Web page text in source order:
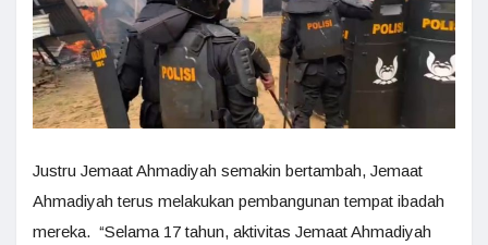
Justru Jemaat Ahmadiyah semakin bertambah, Jemaat
Ahmadiyah terus melakukan pembangunan tempat ibadah
mereka. “Selama 17 tahun, aktivitas Jemaat Ahmadiyah